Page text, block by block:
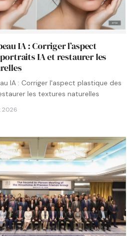
IA : Corriger l’aspect
IA et restaurer les
IA : Corriger l'aspect plastique des
les textures naturelles
2026